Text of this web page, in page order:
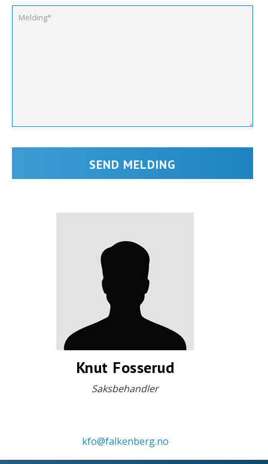
Knut Fosserud
Saksbehandler
kfo@falkenberg.no